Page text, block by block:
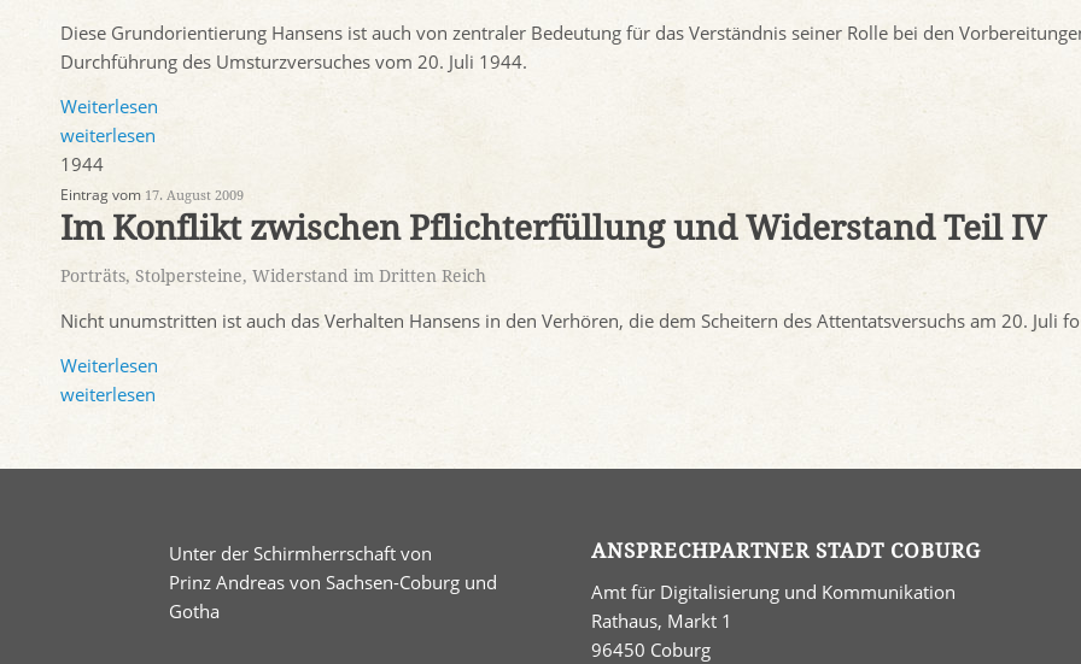
Diese Grundorientierung Hansens ist auch von zentraler Bedeutung für das Verständnis seiner Rolle bei den
Durchführung des Umsturzversuches vom 20. Juli 1944.
Weiterlesen
weiterlesen
1944
Eintrag vom 17. August 2009
Im Konflikt zwischen Pflichterfüllung und Widerstand Teil IV
Porträts, Stolpersteine, Widerstand im Dritten Reich
Nicht unumstritten ist auch das Verhalten Hansens in den Verhören, die dem Scheitern des Attentatsversuchs am 20. Juli
Weiterlesen
weiterlesen
Unter der Schirmherrschaft von
Prinz Andreas von Sachsen-Coburg und
Gotha
ANSPRECHPARTNER STADT COBURG
Amt für Digitalisierung und Kommunikation
Rathaus, Markt 1
96450 Coburg